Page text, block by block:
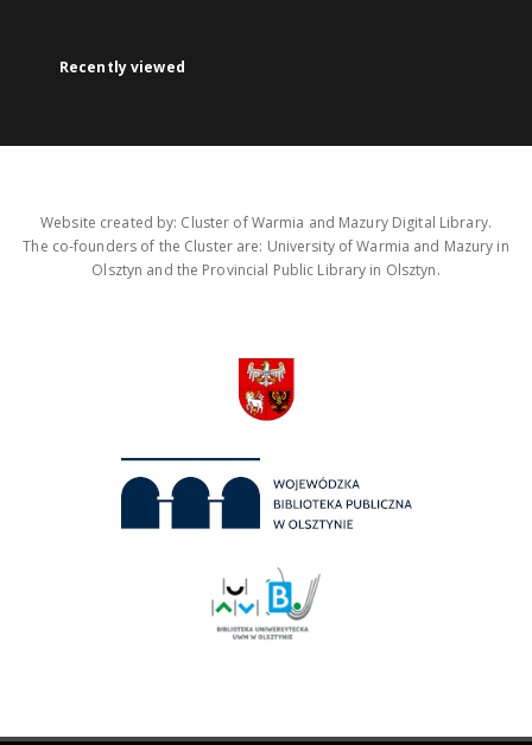
Recently viewed
Website created by: Cluster of Warmia and Mazury Digital Library.
The co-founders of the Cluster are: University of Warmia and Mazury in
Olsztyn and the Provincial Public Library in Olsztyn.